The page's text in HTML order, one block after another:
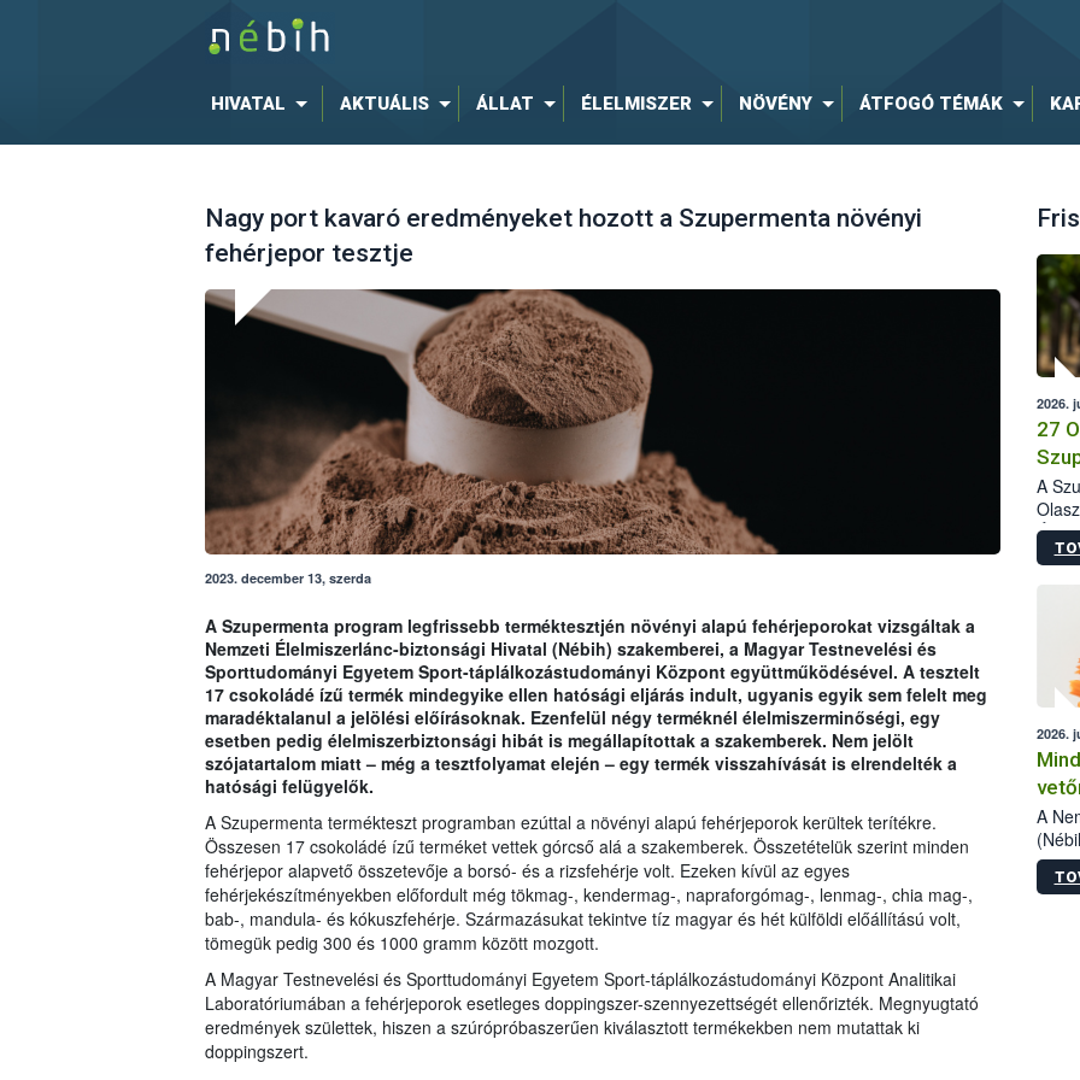
HIVATAL AKTUÁLIS ÁLLAT ÉLELMISZER NÖVÉNY ÁTFOGÓ TÉMÁK
Nagy port kavaró eredményeket hozott a Szupermenta növényi
fehérjepor tesztje
2023. december 13, szerda
A Szupermenta program legfrissebb terméktesztjén növényi alapú fehérjeporokat vizsgáltak a
Nemzeti Élelmiszerlánc-biztonsági Hivatal (Nébih) szakemberei, a Magyar Testnevelési és
Sporttudományi Egyetem Sport-táplálkozástudományi Központ együttműködésével. A tesztelt
17 csokoládé ízű termék mindegyike ellen hatósági eljárás indult, ugyanis egyik sem felelt meg
maradéktalanul a jelölési előírásoknak. Ezenfelül négy terméknél élelmiszerminőségi, egy
esetben pedig élelmiszerbiztonsági hibát is megállapítottak a szakemberek. Nem jelölt
szójatartalom miatt – még a tesztfolyamat elején – egy termék visszahívását is elrendelték a
hatósági felügyelők.
A Szupermenta termékteszt programban ezúttal a növényi alapú fehérjeporok kerültek terítékre.
Összesen 17 csokoládé ízű terméket vettek górcső alá a szakemberek. Összetételük szerint minden
fehérjepor alapvető összetevője a borsó- és a rizsfehérje volt. Ezeken kívül az egyes
fehérjekészítményekben előfordult még tökmag-, kendermag-, napraforgómag-, lenmag-, chia mag-,
bab-, mandula- és kókuszfehérje. Származásukat tekintve tíz magyar és hét külföldi előállítású volt,
tömegük pedig 300 és 1000 gramm között mozgott.
A Magyar Testnevelési és Sporttudományi Egyetem Sport-táplálkozástudományi Központ Analitikai
Laboratóriumában a fehérjeporok esetleges doppingszer-szennyezettségét ellenőrizték. Megnyugtató
eredmények születtek, hiszen a szúrópróbaszerűen kiválasztott termékekben nem mutattak ki
doppingszert.
2026.
27
A
2026.
A